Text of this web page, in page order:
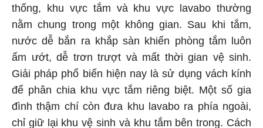
thống, khu vực tắm và khu vực lavabo thường
nằm chung trong một không gian. Sau khi tắm,
nước dễ bắn ra khắp sàn khiến phòng tắm luôn
ẩm ướt, dễ trơn trượt và mất thời gian vệ sinh.
Giải pháp phổ biến hiện nay là sử dụng vách kính
để phân chia khu vực tắm riêng biệt. Một số gia
đình thậm chí còn đưa khu lavabo ra phía ngoài,
chỉ giữ lại khu vệ sinh và khu tắm bên trong. Cách